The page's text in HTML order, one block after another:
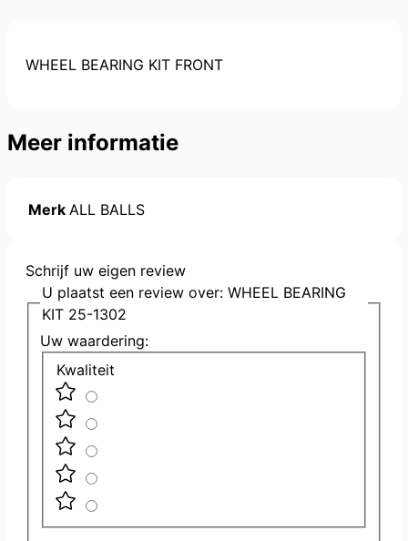
WHEEL BEARING KIT FRONT
Meer informatie
Merk ALL BALLS
Schrijf uw eigen review
U plaatst een review over: WHEEL BEARING
KIT 25-1302
Uw waardering:
Kwaliteit